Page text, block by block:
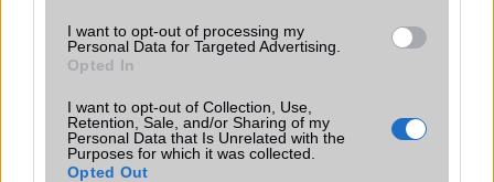
I want to opt-out of processing my
Personal Data for Targeted Advertising.
Opted In
I want to opt-out of Collection, Use,
Retention, Sale, and/or Sharing of my
Personal Data that Is Unrelated with the
Purposes for which it was collected.
Opted Out
Védelem Nincs
Limited Edition
SAR
Nincs publikus adat!
N/A = Nincs adat. Legutóbbi frissítés: 2026-07-13 19:00:00